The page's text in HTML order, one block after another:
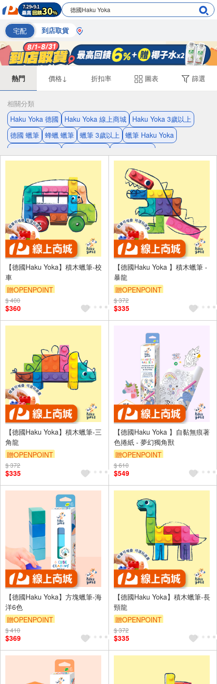
宅配 到店取貨
熱門 價格↓ 折扣率 圖表 篩選
相關分類
Haku Yoka 德國
Haku Yoka 線上商城
Haku Yoka 3歲以上
德國 蠟筆 蜂蠟 蠟筆 蠟筆 3歲以上 蠟筆 Haku Yoka
【德國Haku Yoka】積木蠟筆-校
車
贈OPENPOINT
$ 400
$360
【德國Haku Yoka 】積木蠟筆 -
暴龍
贈OPENPOINT
$ 372
$335
【德國Haku Yoka】積木蠟筆-三
角龍
贈OPENPOINT
$ 372
$335
【德國Haku Yoka 】自黏無痕著
色捲紙 - 夢幻獨角獸
贈OPENPOINT
$ 610
$549
【德國Haku Yoka】方塊蠟筆-海
洋6色
贈OPENPOINT
$ 410
$369
【德國Haku Yoka】積木蠟筆-長
頸龍
贈OPENPOINT
$ 372
$335